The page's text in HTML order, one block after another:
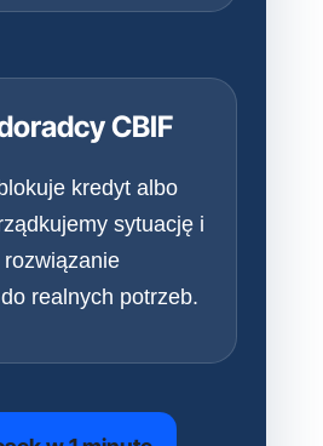
CBIF
kredyt albo
sytuację i
realnych potrzeb.